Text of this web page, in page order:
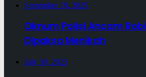
September 19, 2025
Oknum Polisi Ancam
Dipaksa Menikah
July 30, 2025